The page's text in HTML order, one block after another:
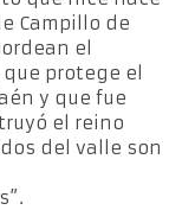
Campillo de
el
protege el
y que fue
el reino
del valle son